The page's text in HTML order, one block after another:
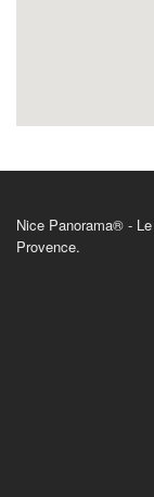
Nice Panorama® -
Provence.